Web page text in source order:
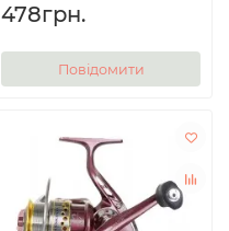
478грн.
Повідомити